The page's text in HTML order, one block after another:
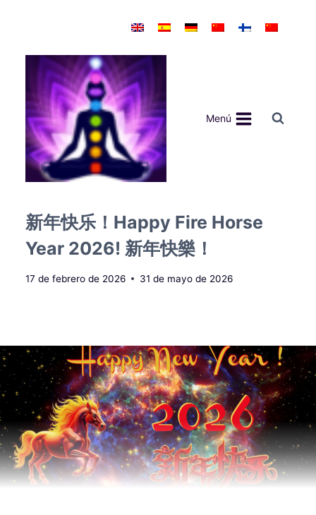
Menú
新年快乐！Happy Fire Horse
Year 2026! 新年快樂！
17 de febrero de 2026 31 de mayo de 2026